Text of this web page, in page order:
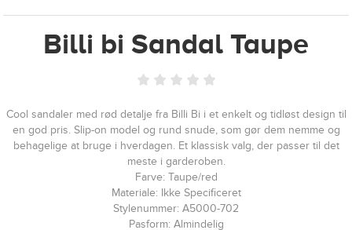
Billi bi Sandal Taupe
Cool sandaler med rød detalje fra Billi Bi i et enkelt og tidløst design til
en god pris. Slip-on model og rund snude, som gør dem nemme og
behagelige at bruge i hverdagen. Et klassisk valg, der passer til det
meste i garderoben.
Farve: Taupe/red
Materiale: Ikke Specificeret
Stylenummer: A5000-702
Pasform: Almindelig